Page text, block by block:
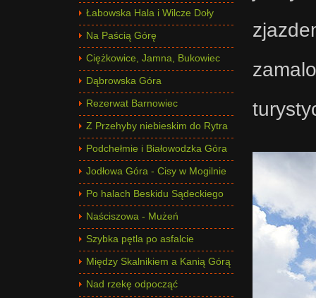
Łabowska Hala i Wilcze Doły
Na Paścią Górę
Ciężkowice, Jamna, Bukowiec
Dąbrowska Góra
Rezerwat Barnowiec
Z Przehyby niebieskim do Rytra
Podchełmie i Białowodzka Góra
Jodłowa Góra - Cisy w Mogilnie
Po halach Beskidu Sądeckiego
Naściszowa - Mużeń
Szybka pętla po asfalcie
Między Skalnikiem a Kanią Górą
Nad rzekę odpocząć